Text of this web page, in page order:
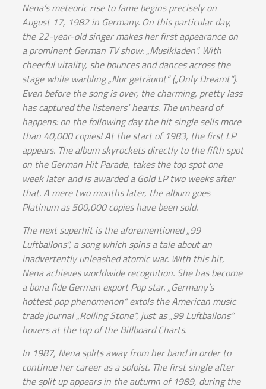
Nena’s meteoric rise to fame begins precisely on
August 17, 1982 in Germany. On this particular day,
the 22-year-old singer makes her first appearance on
a prominent German TV show: „Musikladen“. With
cheerful vitality, she bounces and dances across the
stage while warbling „Nur geträumt“ („Only Dreamt“).
Even before the song is over, the charming, pretty lass
has captured the listeners‘ hearts. The unheard of
happens: on the following day the hit single sells more
than 40,000 copies! At the start of 1983, the first LP
appears. The album skyrockets directly to the fifth spot
on the German Hit Parade, takes the top spot one
week later and is awarded a Gold LP two weeks after
that. A mere two months later, the album goes
Platinum as 500,000 copies have been sold.
The next superhit is the aforementioned „99
Luftballons“, a song which spins a tale about an
inadvertently unleashed atomic war. With this hit,
Nena achieves worldwide recognition. She has become
a bona fide German export Pop star. „Germany’s
hottest pop phenomenon“ extols the American music
trade journal „Rolling Stone“, just as „99 Luftballons“
hovers at the top of the Billboard Charts.
In 1987, Nena splits away from her band in order to
continue her career as a soloist. The first single after
the split up appears in the autumn of 1989, during the